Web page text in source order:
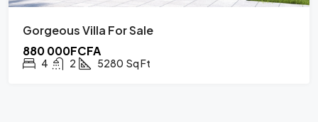
Gorgeous Villa For Sale
880 000FCFA
4 2 5280 Sq Ft